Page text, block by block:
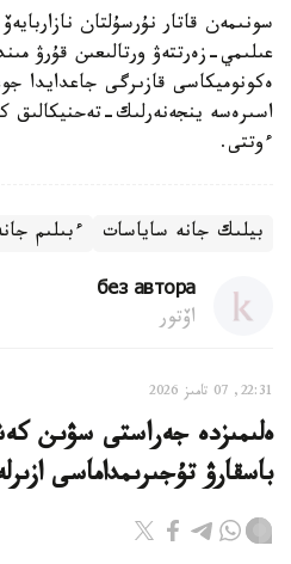
سونىمەن قاتار نۇرسۇلتان
عىلىمي-زەرتتەۋ ورتالىعىن قۇرۋ
ەكونوميكاسى قازىرگى جاعدايدا
اسىرەسە ينجەنەرلىك-تەحنيكالىق
ءوتتى.
بيلىك جانە ساياسات ءبىلىم
без автора
اۆتور
22:31, 07 تامىز 2026
ەلىمىزدە جەراستى سۋىن
باسقارۋ تۇجىرىمداماسى